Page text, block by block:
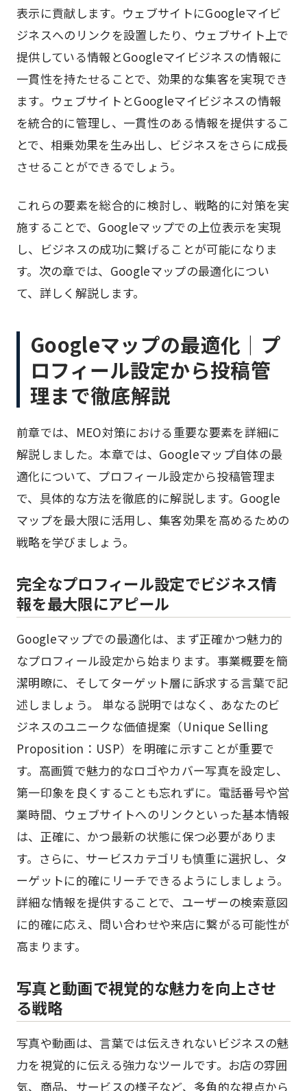
表示に貢献します。ウェブサイトにGoogleマイビ
ジネスへのリンクを設置したり、ウェブサイト上で
提供している情報とGoogleマイビジネスの情報に
一貫性を持たせることで、効果的な集客を実現でき
ます。ウェブサイトとGoogleマイビジネスの情報
を統合的に管理し、一貫性のある情報を提供するこ
とで、相乗効果を生み出し、ビジネスをさらに成長
させることができるでしょう。
これらの要素を総合的に検討し、戦略的に対策を実
施することで、Googleマップでの上位表示を実現
し、ビジネスの成功に繋げることが可能になりま
す。次の章では、Googleマップの最適化につい
て、詳しく解説します。
Googleマップの最適化｜プ
ロフィール設定から投稿管
理まで徹底解説
前章では、MEO対策における重要な要素を詳細に
解説しました。本章では、Googleマップ自体の最
適化について、プロフィール設定から投稿管理ま
で、具体的な方法を徹底的に解説します。Google
マップを最大限に活用し、集客効果を高めるための
戦略を学びましょう。
完全なプロフィール設定でビジネス情
報を最大限にアピール
Googleマップでの最適化は、まず正確かつ魅力的
なプロフィール設定から始まります。事業概要を簡
潔明瞭に、そしてターゲット層に訴求する言葉で記
述しましょう。 単なる説明ではなく、あなたのビ
ジネスのユニークな価値提案（Unique Selling
Proposition：USP）を明確に示すことが重要で
す。高画質で魅力的なロゴやカバー写真を設定し、
第一印象を良くすることも忘れずに。電話番号や営
業時間、ウェブサイトへのリンクといった基本情報
は、正確に、かつ最新の状態に保つ必要がありま
す。さらに、サービスカテゴリも慎重に選択し、タ
ーゲットに的確にリーチできるようにしましょう。
詳細な情報を提供することで、ユーザーの検索意図
に的確に応え、問い合わせや来店に繋がる可能性が
高まります。
写真と動画で視覚的な魅力を向上させ
る戦略
写真や動画は、言葉では伝えきれないビジネスの魅
力を視覚的に伝える強力なツールです。お店の雰囲
気、商品、サービスの様子など、多角的な視点から